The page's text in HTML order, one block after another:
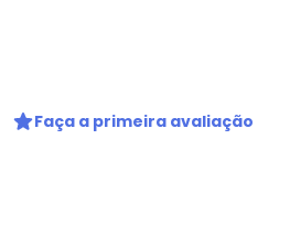
Faça a primeira avaliação
Telefone